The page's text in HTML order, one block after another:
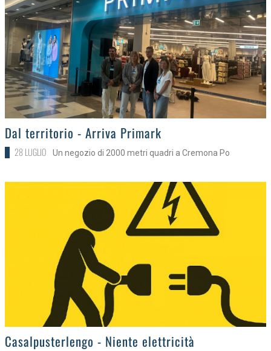
>
Dal territorio - Arriva Primark
28 LUGLIO Un negozio di 2000 metri quadri a Cremona Po
>
Casalpusterlengo - Niente elettricità